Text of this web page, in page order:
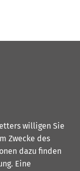
willigen Sie
Zwecke des
dazu finden
. Eine